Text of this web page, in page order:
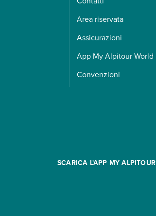
Area riservata
Assicurazioni
App My Alpitour World
Convenzioni
SCARICA L'APP MY ALPITOUR